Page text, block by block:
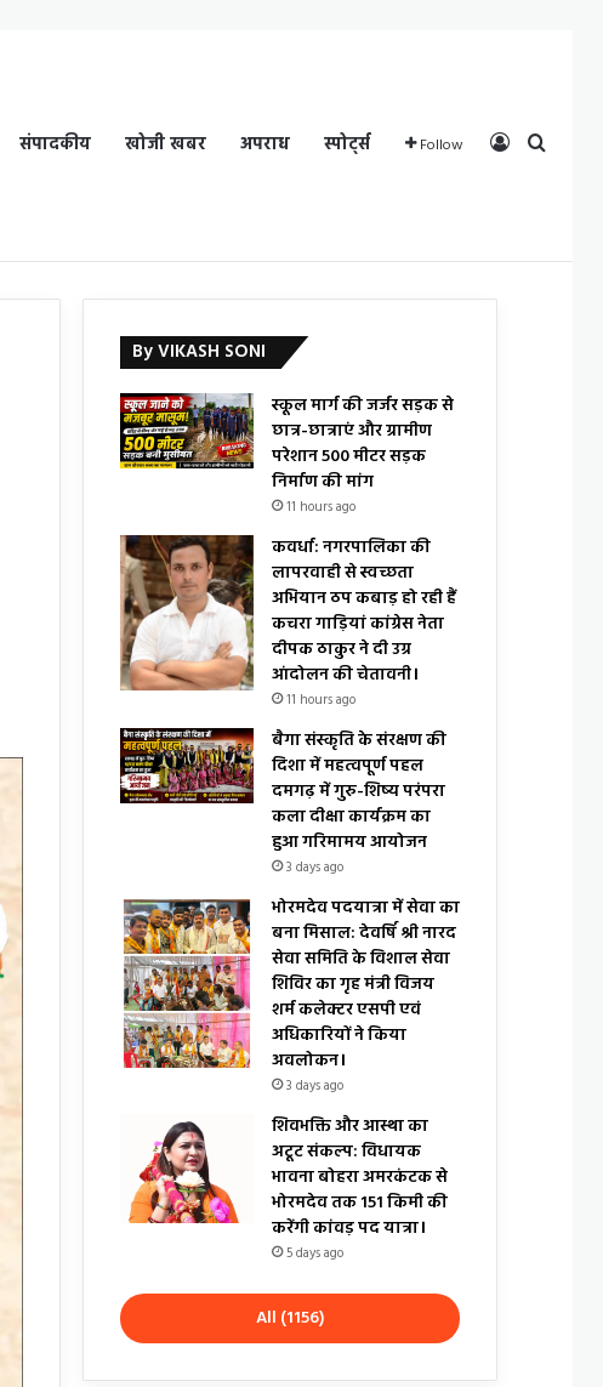
संपादकीय खोजी खबर अपराध स्पोर्ट्स Follow Log In
By VIKASH SONI
स्कूल मार्ग की जर्जर सड़क से
छात्र-छात्राएं और ग्रामीण
परेशान 500 मीटर सड़क
निर्माण की मांग
11 hours ago
कवर्धा: नगरपालिका की
लापरवाही से स्वच्छता
अभियान ठप कबाड़ हो रही हैं
कचरा गाड़ियां कांग्रेस नेता
दीपक ठाकुर ने दी उग्र
आंदोलन की चेतावनी।
11 hours ago
बैगा संस्कृति के संरक्षण की
दिशा में महत्वपूर्ण पहल
दमगढ़ में गुरु-शिष्य परंपरा
कला दीक्षा कार्यक्रम का
हुआ गरिमामय आयोजन
3 days ago
भोरमदेव पदयात्रा में सेवा का
बना मिसाल: देवर्षि श्री नारद
सेवा समिति के विशाल सेवा
शिविर का गृह मंत्री विजय
शर्म कलेक्टर एसपी एवं
अधिकारियों ने किया
अवलोकन।
3 days ago
शिवभक्ति और आस्था का
अटूट संकल्प: विधायक
भावना बोहरा अमरकंटक से
भोरमदेव तक 151 किमी की
करेंगी कांवड़ पद यात्रा।
5 days ago
All (1156)